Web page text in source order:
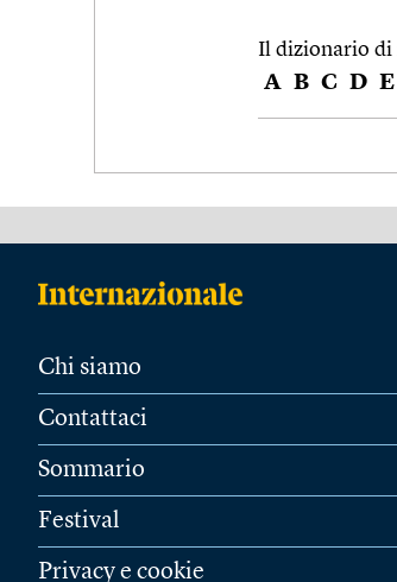
Il dizionario di
A B C D E
Chi siamo
Contattaci
Sommario
Festival
Privacy e cookie